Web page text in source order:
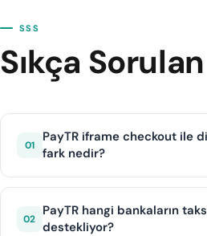
SSS
Sıkça
01
PayTR iframe checkout ile
fark nedir?
iframe checkout, PayTR'nin
sitenize gömerek hızlıca
ise tamamen özelleştirilmiş
02
PayTR hangi bankaların
destekliyor?